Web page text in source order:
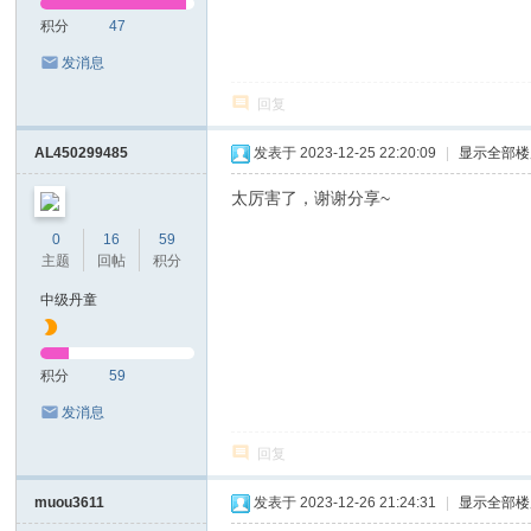
积分 47
发消息
回复
AL450299485
0
主题
16
回帖
59
积分
中级丹童
积分 59
发消息
发表于 2023-12-25 22:20:09 显示全部
太厉害了，谢谢分享~
回复
muou3611 发表于 2023-12-26 21:24:31 显示全部